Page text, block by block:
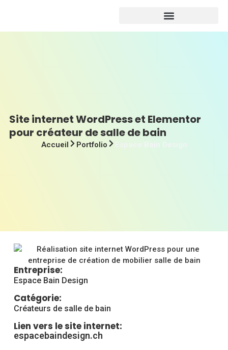
Site internet WordPress et Elementor
pour créateur de salle de bain
Accueil Portfolio Espace Bain Design
Entreprise:
Espace Bain Design
Catégorie:
Créateurs de salle de bain
Lien vers le site internet:
espacebaindesign.ch